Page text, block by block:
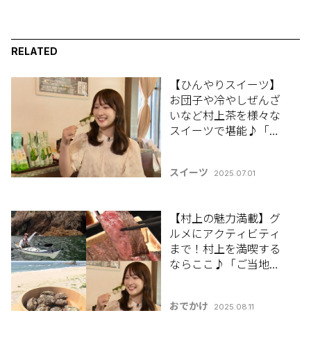
RELATED
【ひんやりスイーツ】
お団子や冷やしぜんざ
いなど村上茶を様々な
スイーツで堪能♪「十
スイーツ 2025.07.01
【村上の魅力満載】グ
ルメにアクティビティ
まで！村上を満喫する
ならここ♪「ご当地フ
おでかけ 2025.08.11